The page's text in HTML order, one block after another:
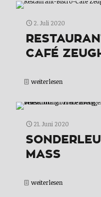
2. Juli 2020
CAFÉ
weiterlesen
21. Juni 2020
MASS
weiterlesen